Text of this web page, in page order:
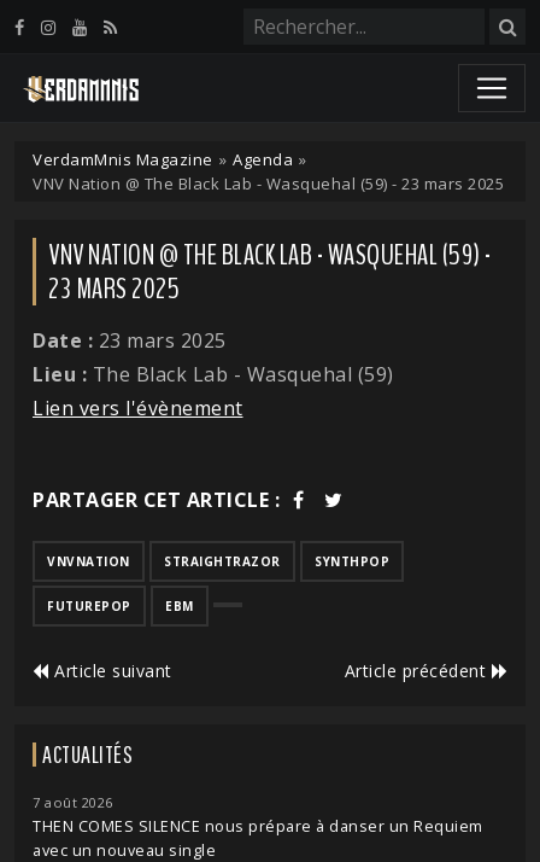
VerdamMnis Magazine » Agenda »
VNV Nation @ The Black Lab - Wasquehal (59) - 23 mars 2025
VNV NATION @ THE BLACK LAB - WASQUEHAL (59) -
23 MARS 2025
Date : 23 mars 2025
Lieu : The Black Lab - Wasquehal (59)
Lien vers l'évènement
PARTAGER CET ARTICLE :
VNVNATION STRAIGHTRAZOR SYNTHPOP
FUTUREPOP EBM
Article suivant Article précédent
ACTUALITÉS
7 août 2026
THEN COMES SILENCE nous prépare à danser un Requiem
avec un nouveau single
Panneau de gestion des cookies